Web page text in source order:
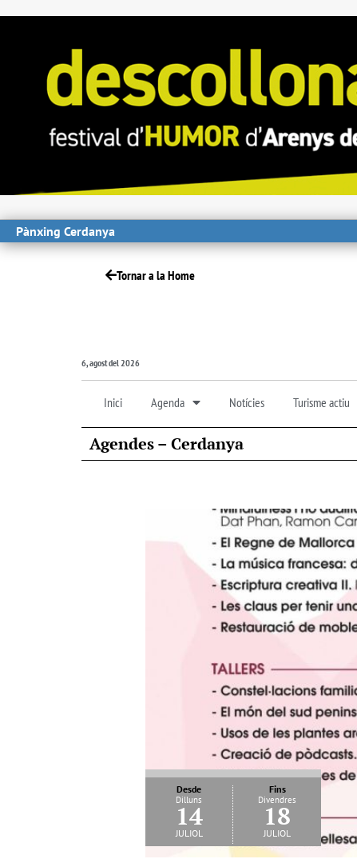
Pànxing Cerdanya
Tornar a la Home
6, agost del 2026
Inici Agenda Notícies Turisme actiu
Agendes – Cerdanya
Desde
Dilluns
14
juliol
Fins
Divendres
18
juliol